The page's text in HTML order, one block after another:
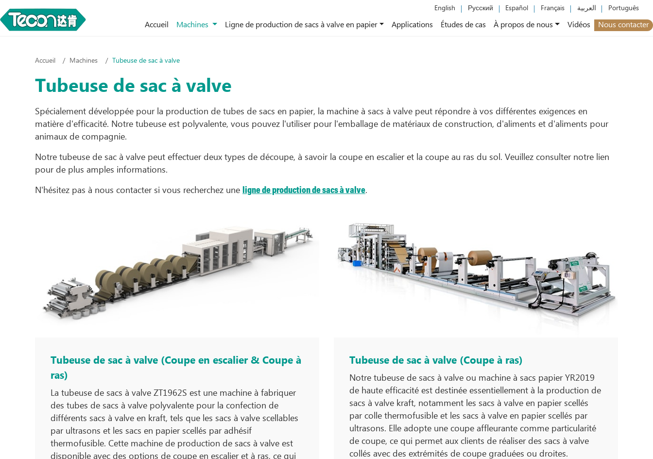
English Русский Español Français العربية Português
Accueil Machines Ligne de production de sacs à valve en papier Applications Études de cas À propos de nous Vidéos Nous contacter
Accueil Machines Tubeuse de sac à valve
Tubeuse de sac à valve
Spécialement développée pour la production de tubes de sacs en papier, la machine à sacs à valve peut répondre à vos différentes exigences en
matière d'efficacité. Notre tubeuse est polyvalente, vous pouvez l'utiliser pour l'emballage de matériaux de construction, d'aliments et d'aliments pour
animaux de compagnie.
Notre tubeuse de sac à valve peut effectuer deux types de découpe, à savoir la coupe en escalier et la coupe au ras du sol. Veuillez consulter notre lien
pour de plus amples informations.
N'hésitez pas à nous contacter si vous recherchez une ligne de production de sacs à valve.
Tubeuse de sac à valve (Coupe en escalier & Coupe à
ras)
La tubeuse de sacs à valve ZT1962S est une machine à fabriquer
des tubes de sacs à valve polyvalente pour la confection de
différents sacs à valve en kraft, tels que les sacs à valve scellables
par ultrasons et les sacs en papier scellés par adhésif
thermofusible. Cette machine de production de sacs à valve est
disponible avec des options de coupe en escalier et à ras, ce qui
Tubeuse de sac à valve (Coupe à ras)
Notre tubeuse de sacs à valve ou machine à sacs papier YR2019
de haute efficacité est destinée essentiellement à la production de
sacs à valve kraft, notamment les sacs à valve en papier scellés
par colle thermofusible et les sacs à valve en papier scellés par
ultrasons. Elle adopte une coupe affleurante comme particularité
de coupe, ce qui permet aux clients de réaliser des sacs à valve
collés avec des extrémités de coupe graduées ou droites.